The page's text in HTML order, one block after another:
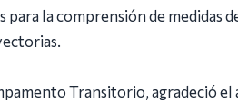
la comprensión de medidas
Transitorio, agradeció